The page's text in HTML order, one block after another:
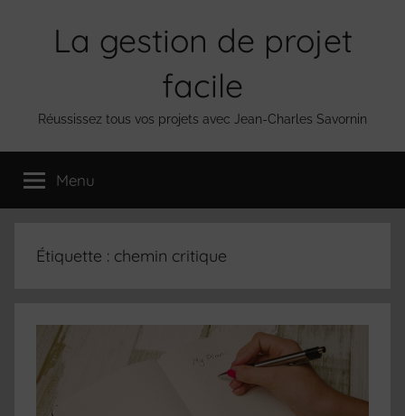
La gestion de projet
facile
Réussissez tous vos projets avec Jean-Charles Savornin
Menu
Étiquette : chemin critique